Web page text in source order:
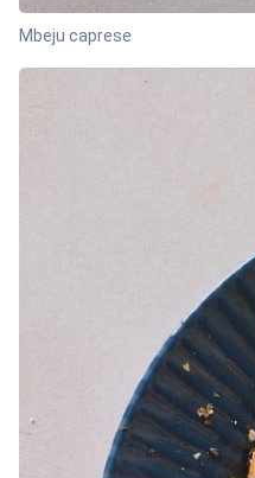
Mbeju caprese